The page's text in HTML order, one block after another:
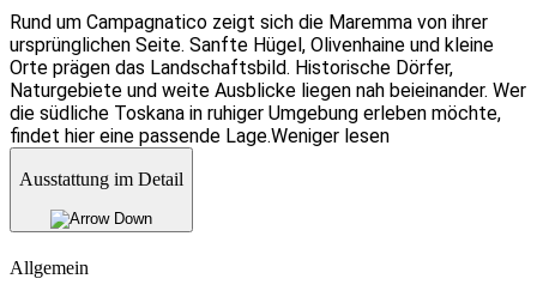
Rund um Campagnatico zeigt sich die Maremma von ihrer
ursprünglichen Seite. Sanfte Hügel, Olivenhaine und kleine
Orte prägen das Landschaftsbild. Historische Dörfer,
Naturgebiete und weite Ausblicke liegen nah beieinander. Wer
die südliche Toskana in ruhiger Umgebung erleben möchte,
findet hier eine passende Lage.Weniger lesen
Ausstattung im Detail
Allgemein